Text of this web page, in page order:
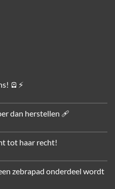
🪫⚡
dan herstellen 🩹
tot haar recht!
zebrapad onderdeel wordt